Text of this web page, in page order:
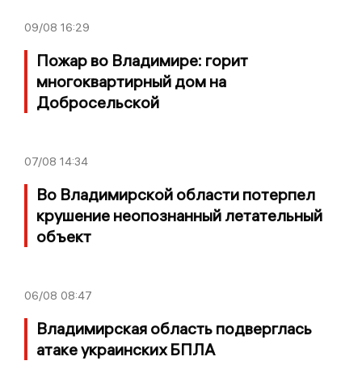
09/08 16:29
Пожар во Владимире: горит
многоквартирный дом на
Добросельской
07/08 14:34
Во Владимирской области потерпел
крушение неопознанный летательный
объект
06/08 08:47
Владимирская область подверглась
атаке украинских БПЛА